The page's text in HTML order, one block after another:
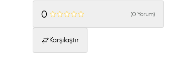
0 (0 Yorum)
Karşılaştır